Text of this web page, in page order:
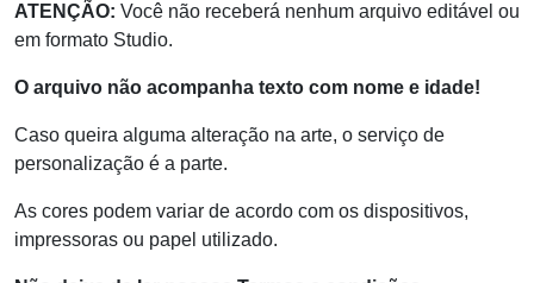
ATENÇÃO: Você não receberá nenhum arquivo editável ou
em formato Studio.
O arquivo não acompanha texto com nome e idade!
Caso queira alguma alteração na arte, o serviço de
personalização é a parte.
As cores podem variar de acordo com os dispositivos,
impressoras ou papel utilizado.